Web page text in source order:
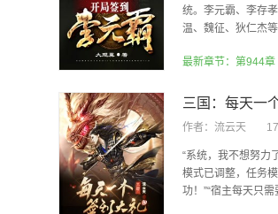
统。李元霸、李存
温、魏征、狄仁杰
最新章节：第944章
作者： 流云天
“系统，我不想努力
模式已调整，任务
功！”“宿主每天只